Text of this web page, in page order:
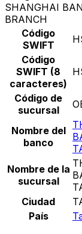
SHANGHAI
BRANCH
Código
SWIFT
Código
SWIFT (8
caracteres)
Código de
sucursal
Nombre del
banco
Nombre de la
sucursal
Ciudad
País